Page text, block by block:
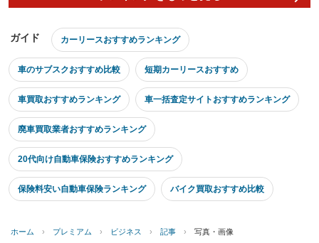
ガイド カーリースおすすめランキング
車のサブスクおすすめ比較 短期カーリースおすすめ
車買取おすすめランキング 車一括査定サイトおすすめランキング
廃車買取業者おすすめランキング
20代向け自動車保険おすすめランキング
保険料安い自動車保険ランキング バイク買取おすすめ比較
ホーム › プレミアム › ビジネス › 記事 › 写真・画像